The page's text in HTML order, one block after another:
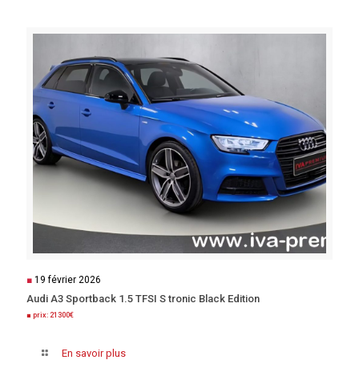
■ 19 février 2026
Audi A3 Sportback 1.5 TFSI S tronic Black Edition
■ prix: 21300€
En savoir plus